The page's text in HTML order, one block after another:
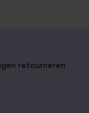
retourneren